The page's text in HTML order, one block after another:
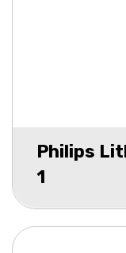
Philips
1